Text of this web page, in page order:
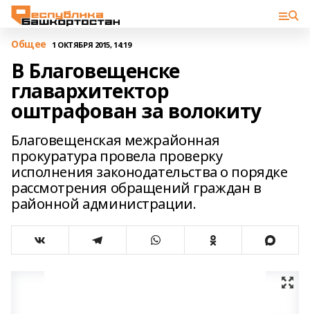
Общее 1 ОКТЯБРЯ 2015, 14:19
В Благовещенске
главархитектор
оштрафован за волокиту
Благовещенская межрайонная
прокуратура провела проверку
исполнения законодательства о порядке
рассмотрения обращений граждан в
районной администрации.